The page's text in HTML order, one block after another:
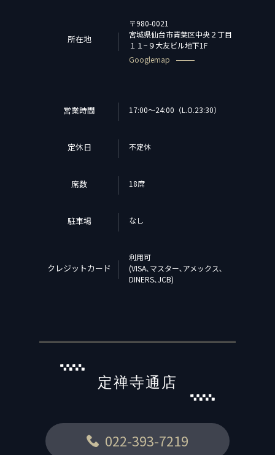
所在地
〒980-0021
宮城県仙台市青葉区中央２丁目
１１−９大友ビル地下1F
Googlemap
営業時間 17:00～24:00（L.O.23:30）
定休日 不定休
席数 18席
駐車場 なし
クレジットカード
利用可
(VISA､マスター､アメックス､
DINERS､JCB)
定禅寺通店
022-393-7219